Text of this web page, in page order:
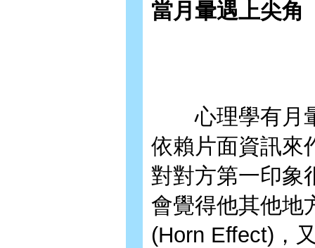
當月暈遇上尖角
心理學有月暈
依賴片面資訊來
對對方第一印象
會覺得他其他地
(Horn Effect)，